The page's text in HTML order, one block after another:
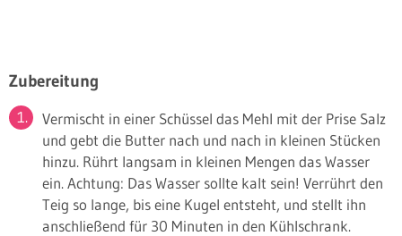
Zubereitung
Vermischt in einer Schüssel das Mehl mit der Prise Salz
und gebt die Butter nach und nach in kleinen Stücken
hinzu. Rührt langsam in kleinen Mengen das Wasser
ein. Achtung: Das Wasser sollte kalt sein! Verrührt den
Teig so lange, bis eine Kugel entsteht, und stellt ihn
anschließend für 30 Minuten in den Kühlschrank.